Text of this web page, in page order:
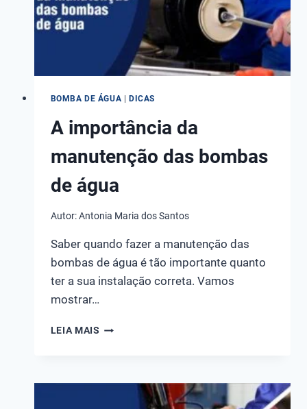
BOMBA DE ÁGUA DICAS
A importância da
manutenção das bombas
de água
Autor: Antonia Maria dos Santos
Saber quando fazer a manutenção das
bombas de água é tão importante quanto
ter a sua instalação correta. Vamos
mostrar…
LEIA MAIS A
DAS